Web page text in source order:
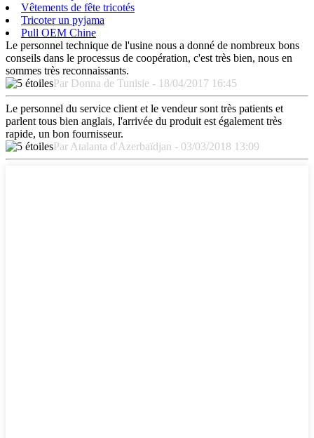
Vêtements de fête tricotés
Tricoter un pyjama
Pull OEM Chine
Le personnel technique de l'usine nous a donné de nombreux bons
conseils dans le processus de coopération, c'est très bien, nous en
sommes très reconnaissants.
Par Donna de Tunisie - 18/04/2017 16:45
Le personnel du service client et le vendeur sont très patients et
parlent tous bien anglais, l'arrivée du produit est également très
rapide, un bon fournisseur.
Par Atalanta d'Azerbaïdjan - 03/03/2018 13:09